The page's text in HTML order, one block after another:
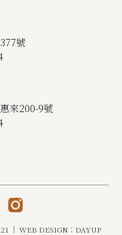
號
來200-9號
│ WEB DESIGN：DAYUP